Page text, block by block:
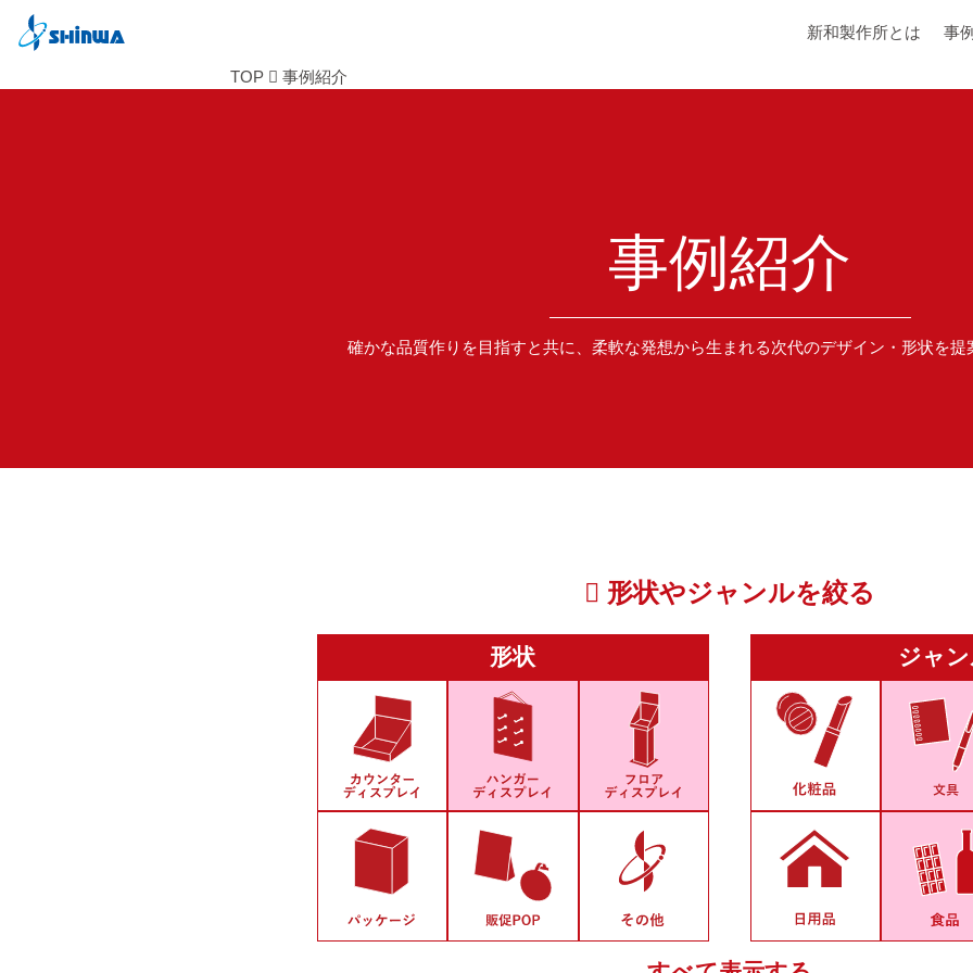
新和製作所とは 事
TOP 事例紹介
事例紹介
確かな品質作りを目指すと共に、柔軟な発想から生まれる次代のデザイン・形状を提
形状やジャンルを絞る
形状 ジャ